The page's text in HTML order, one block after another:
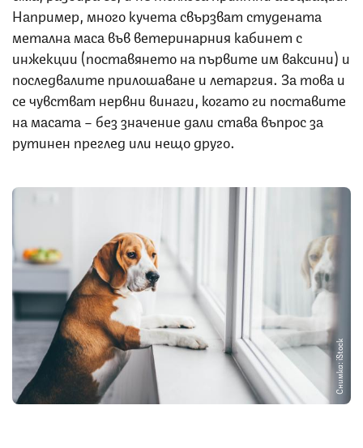
Например, много кучета свързват студената
метална маса във ветеринарния кабинет с
инжекции (поставянето на първите им ваксини) и
последвалите прилошаване и летаргия. За това и
се чувстват нервни винаги, когато ги поставите
на масата – без значение дали става въпрос за
рутинен преглед или нещо друго.
Снимка: iStock